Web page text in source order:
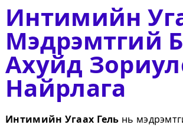
Интимийн
Мэдрэмтгий
Ахуйд
Найрлага
Интимийн Угаах Гель нь